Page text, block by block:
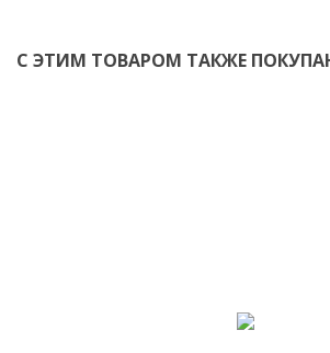
С ЭТИМ ТОВАРОМ ТАКЖЕ